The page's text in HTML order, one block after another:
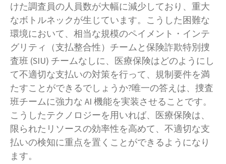
けた調査員の人員数が大幅に減少しており、重大
なボトルネックが生じています。こうした困難な
環境において、相当な規模のペイメント・インテ
グリティ（支払整合性）チームと保険詐欺特別捜
査班 (SIU) チームなしに、医療保険はどのようにし
て不適切な支払いの対策を行って、規制要件を満
たすことができるでしょうか?唯一の答えは、捜査
班チームに強力な AI 機能を実装させることです。
こうしたテクノロジーを用いれば、医療保険は、
限られたリソースの効率性を高めて、不適切な支
払いの検知に重点を置くことができるようになり
ます。